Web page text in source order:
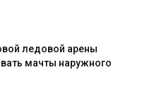
ледовой арены
мачты наружного